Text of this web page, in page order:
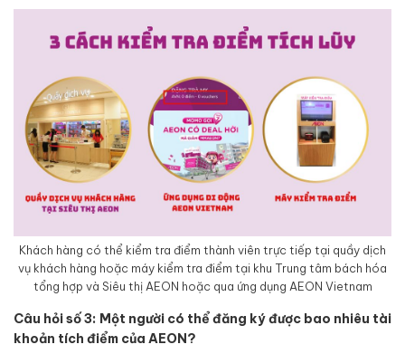
Khách hàng có thể kiểm tra điểm thành viên trực tiếp tại quầy dịch
vụ khách hàng hoặc máy kiểm tra điểm tại khu Trung tâm bách hóa
tổng hợp và Siêu thị AEON hoặc qua ứng dụng AEON Vietnam
Câu hỏi số 3: Một người có thể đăng ký được bao nhiêu tài
khoản tích điểm của AEON?